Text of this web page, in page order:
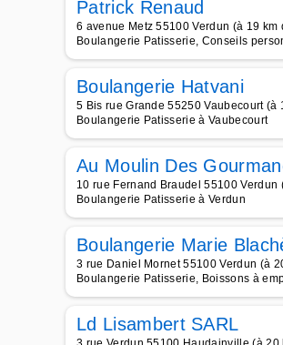
Patrick Renaud
6 avenue Metz 55100 Verdun (à 19 km
Boulangerie Patisserie, Conseils
Boulangerie Hatvani
5 Bis rue Grande 55250 Vaubecourt (à
Boulangerie Patisserie à Vaubecourt
Au Moulin Des
10 rue Fernand Braudel 55100 Verdun
Boulangerie Patisserie à Verdun
Boulangerie Marie
3 rue Daniel Mornet 55100 Verdun (à
Boulangerie Patisserie, Boissons à
Ld Lisambert SARL